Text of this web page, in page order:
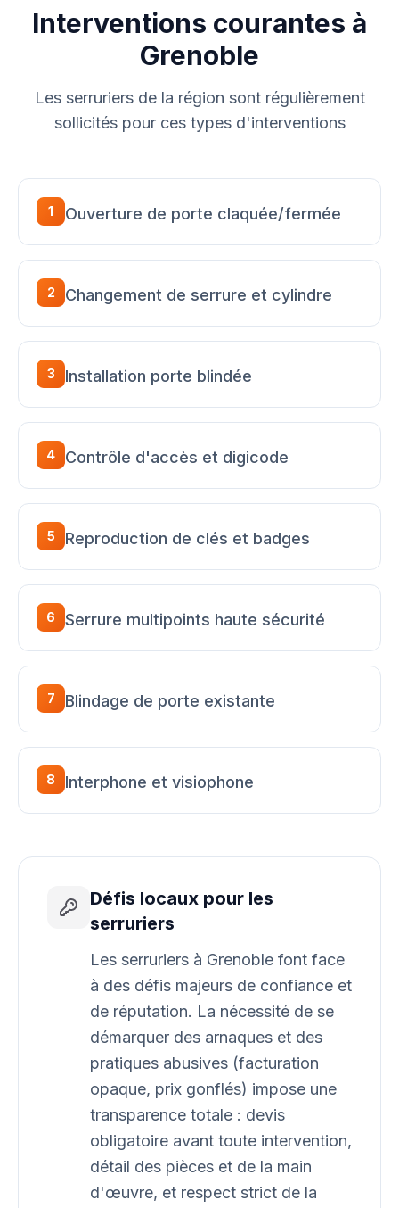
Interventions courantes à
Grenoble
Les serruriers de la région sont régulièrement
sollicités pour ces types d'interventions
1 Ouverture de porte claquée/fermée
2 Changement de serrure et cylindre
3 Installation porte blindée
4 Contrôle d'accès et digicode
5 Reproduction de clés et badges
6 Serrure multipoints haute sécurité
7 Blindage de porte existante
8 Interphone et visiophone
Défis locaux pour les
serruriers
Les serruriers à Grenoble font face
à des défis majeurs de confiance et
de réputation. La nécessité de se
démarquer des arnaques et des
pratiques abusives (facturation
opaque, prix gonflés) impose une
transparence totale : devis
obligatoire avant toute intervention,
détail des pièces et de la main
d'œuvre, et respect strict de la